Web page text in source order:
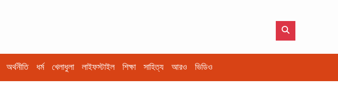
অর্থনীতি ধর্ম খেলাধুলা লাইফস্টাইল শিক্ষা সাহিত্য আরও ভিডিও